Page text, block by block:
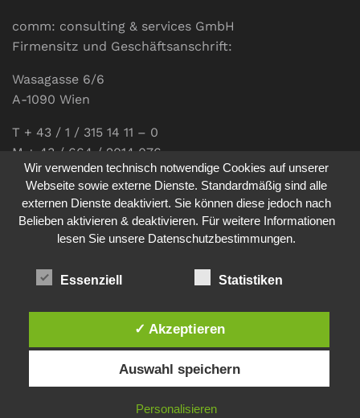
comm: consulting & services GmbH
Firmensitz und Geschäftsanschrift:
Wasagasse 6/6
A-1090 Wien
T + 43 / 1 / 315 14 11 – 0
M + 43 / 664 / 2014 076
E-Mail:office@communications.co.at
Homepage:www.communications.co.at
UID: ATU 811 196 56
Sabine Pöhacker MSc.
Datenschutz
den Punkt. - Site made bysfe
Wir verwenden technisch notwendige Cookies auf unserer
Webseite sowie externe Dienste. Standardmäßig sind alle
externen Dienste deaktiviert. Sie können diese jedoch nach
Belieben aktivieren & deaktivieren. Für weitere Informationen
lesen Sie unsere Datenschutzbestimmungen.
Essenziell Statistiken
✓ Akzeptieren
Auswahl speichern
Personalisieren